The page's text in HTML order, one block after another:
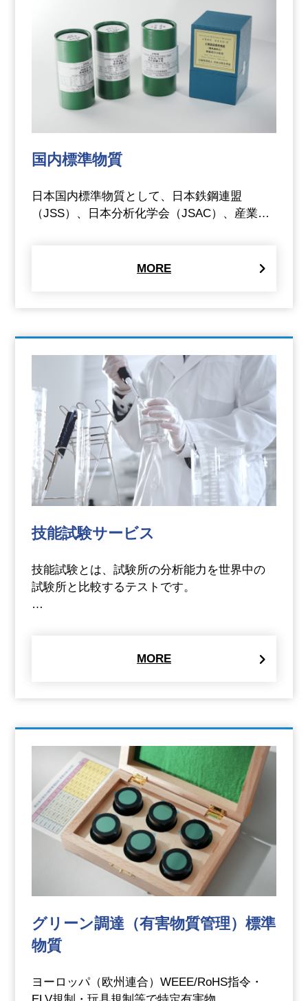
国内標準物質
日本国内標準物質として、日本鉄鋼連盟
（JSS）、日本分析化学会（JSAC）、産業…
MORE
技能試験サービス
技能試験とは、試験所の分析能力を世界中の
試験所と比較するテストです。
…
MORE
グリーン調達（有害物質管理）標準
物質
ヨーロッパ（欧州連合）WEEE/RoHS指令・